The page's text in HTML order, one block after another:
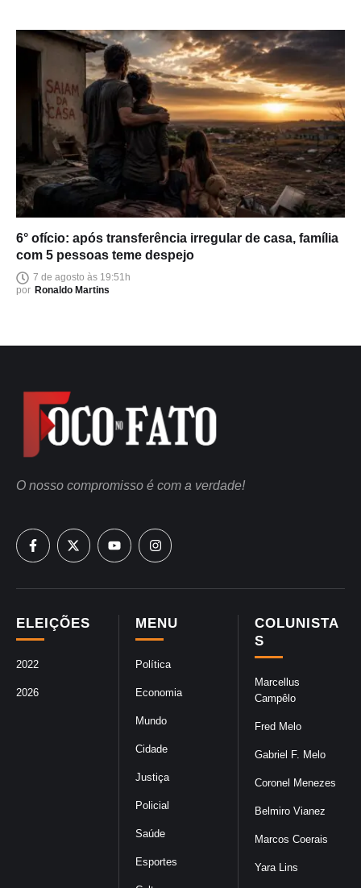
6° ofício: após transferência irregular de casa, família
com 5 pessoas teme despejo
7 de agosto às 19:51h
por Ronaldo Martins
COLUNISTA
S
Marcellus
Campêlo
Fred Melo
Gabriel F. Melo
Coronel Menezes
Belmiro Vianez
Marcos Coerais
Yara Lins
MENU
Política
Economia
Mundo
Cidade
Justiça
Policial
Saúde
Esportes
ELEIÇÕES
2022
2026
O nosso compromisso é com a verdade!